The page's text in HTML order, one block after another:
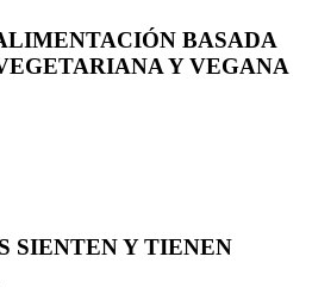
BASADA
Y VEGANA
SIENTEN Y TIENEN